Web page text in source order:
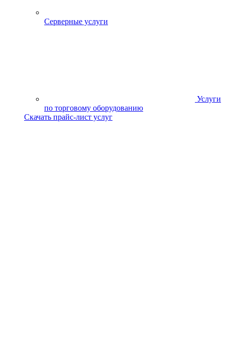
Серверные услуги
Услуги
по торговому оборудованию
Скачать прайс-лист услуг